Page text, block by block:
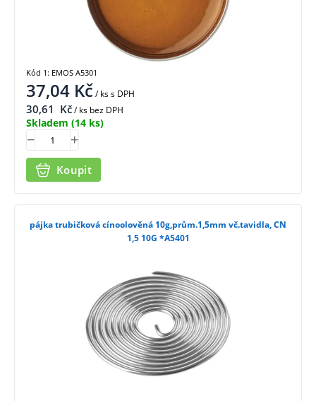
37,04 Kč/ kss DPH
30,61 Kč/ ks bez DPH
Skladem (14 ks)
Koupit
Kód 1: EMOS A5301
pájka trubičková cínoolověná 10g,prům.1,5mm vč.tavidla, CN
1,5 10G *A5401